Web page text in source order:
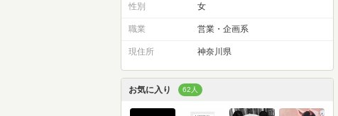
性別 女
職業 営業・企画系
現住所 神奈川県
お気に入り 62人